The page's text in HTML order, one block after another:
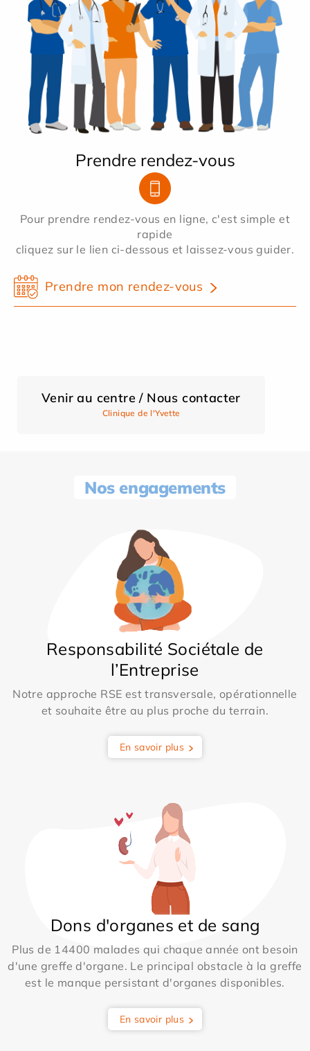
Prendre rendez-vous
Pour prendre rendez-vous en ligne, c'est simple et
rapide
cliquez sur le lien ci-dessous et laissez-vous guider.
Prendre mon rendez-vous
Venir au centre / Nous contacter
Clinique de l'Yvette
Nos engagements
Responsabilité Sociétale de
l’Entreprise
Notre approche RSE est transversale, opérationnelle
et souhaite être au plus proche du terrain.
En savoir plus
Dons d'organes et de sang
Plus de 14400 malades qui chaque année ont besoin
d'une greffe d'organe. Le principal obstacle à la greffe
est le manque persistant d'organes disponibles.
En savoir plus